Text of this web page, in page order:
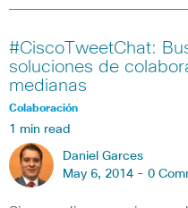
#CiscoTweetChat:
soluciones de
medianas
Colaboración
1 min read
Daniel Garces
May 6, 2014 - 0